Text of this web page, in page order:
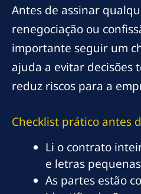
Antes de assinar
renegociação ou
importante seguir um
ajuda a evitar decisões
reduz riscos para a
Checklist prático antes
Li o contrato
e letras
As partes estão